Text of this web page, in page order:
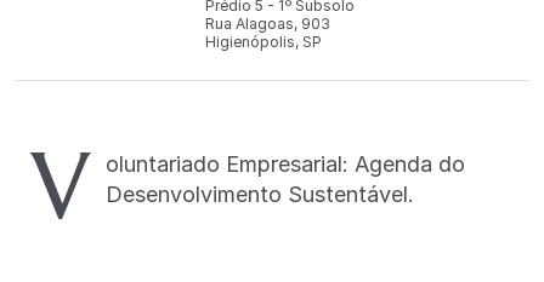
Prédio 5 - 1º Subsolo
Rua Alagoas, 903
Higienópolis, SP
V
oluntariado Empresarial: Agenda do
Desenvolvimento Sustentável.